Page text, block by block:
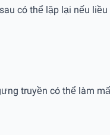
có thể lặp lại nếu
truyền có thể làm